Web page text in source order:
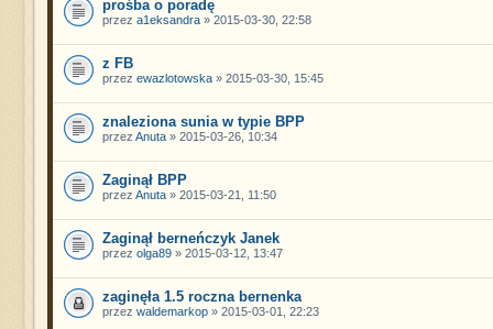
prośba o poradę
przez a1eksandra» 2015-03-30, 22:58
z FB
przez ewazlotowska» 2015-03-30, 15:45
znaleziona sunia w typie BPP
przez Anuta» 2015-03-26, 10:34
Zaginął BPP
przez Anuta» 2015-03-21, 11:50
Zaginął berneńczyk Janek
przez olga89» 2015-03-12, 13:47
zaginęła 1.5 roczna bernenka
przez waldemarkop» 2015-03-01, 22:23